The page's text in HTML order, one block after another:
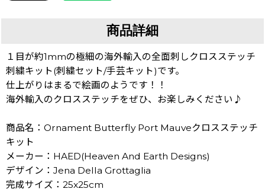
商品詳細
１目が約1mmの極細の海外輸入の全面刺しクロスステッチ
刺繍キット(刺繍セット/手芸キット)です。
仕上がりはまるで絵画のようです！！
海外輸入のクロスステッチをぜひ、お楽しみください♪
商品名：Ornament Butterfly Port Mauveクロスステッチ
キット
メーカー：HAED(Heaven And Earth Designs)
デザイン：Jena Della Grottaglia
完成サイズ：25x25cm